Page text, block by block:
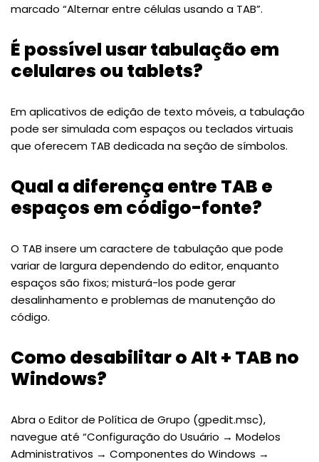
marcado “Alternar entre células usando a TAB”.
É possível usar tabulação em
celulares ou tablets?
Em aplicativos de edição de texto móveis, a tabulação
pode ser simulada com espaços ou teclados virtuais
que oferecem TAB dedicada na seção de símbolos.
Qual a diferença entre TAB e
espaços em código-fonte?
O TAB insere um caractere de tabulação que pode
variar de largura dependendo do editor, enquanto
espaços são fixos; misturá-los pode gerar
desalinhamento e problemas de manutenção do
código.
Como desabilitar o Alt + TAB no
Windows?
Abra o Editor de Política de Grupo (gpedit.msc),
navegue até “Configuração do Usuário → Modelos
Administrativos → Componentes do Windows →